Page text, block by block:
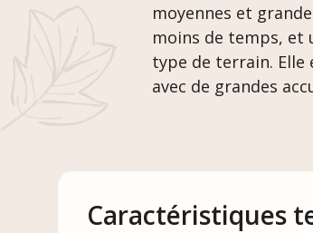
moyennes et
moins de temps, et
type de terrain. Elle
avec de grandes
Caractéristiques